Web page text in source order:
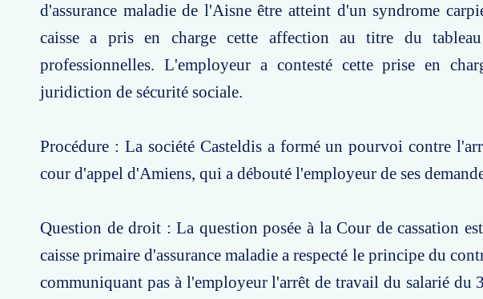
d'assurance maladie de l'Aisne être atteint d'un syndrome
caisse a pris en charge cette affection au titre du tableau
professionnelles. L'employeur a contesté cette prise en
juridiction de sécurité sociale.
Procédure : La société Casteldis a formé un pourvoi contre
cour d'appel d'Amiens, qui a débouté l'employeur de ses
Question de droit : La question posée à la Cour de cassation
caisse primaire d'assurance maladie a respecté le principe du
communiquant pas à l'employeur l'arrêt de travail du salarié du